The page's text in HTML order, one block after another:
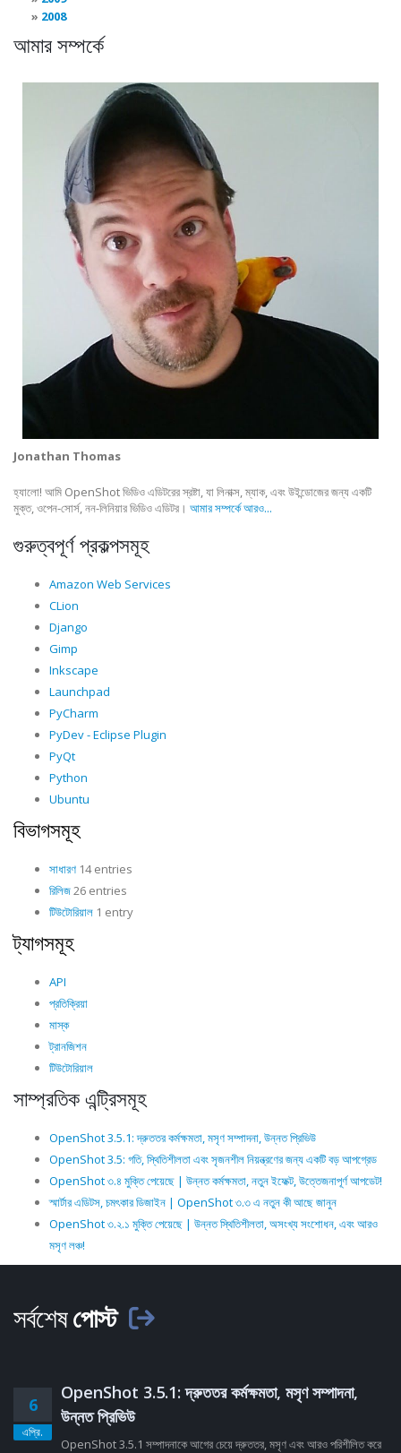
2008
আমার সম্পর্কে
Jonathan Thomas
হ্যালো! আমি OpenShot ভিডিও এডিটরের স্রষ্টা, যা লিনাক্স, ম্যাক, এবং উইন্ডোজের জন্য একটি
মুক্ত, ওপেন-সোর্স, নন-লিনিয়ার ভিডিও এডিটর। আমার সম্পর্কে আরও...
গুরুত্বপূর্ণ প্রকল্পসমূহ
Amazon Web Services
CLion
Django
Gimp
Inkscape
Launchpad
PyCharm
PyDev - Eclipse Plugin
PyQt
Python
Ubuntu
বিভাগসমূহ
সাধারণ 14 entries
রিলিজ26 entries
টিউটোরিয়াল 1 entry
ট্যাগসমূহ
API
প্রতিক্রিয়া
মাস্ক
ট্রানজিশন
টিউটোরিয়াল
সাম্প্রতিক এন্ট্রিসমূহ
OpenShot 3.5.1: দ্রুততর কর্মক্ষমতা, মসৃণ সম্পাদনা, উন্নত প্রিভিউ
OpenShot 3.5: গতি, স্থিতিশীলতা এবং সৃজনশীল নিয়ন্ত্রণের জন্য একটি বড় আপগ্রেড
OpenShot ৩.৪ মুক্তি পেয়েছে | উন্নত কর্মক্ষমতা, নতুন ইফেক্ট, উত্তেজনাপূর্ণ আপডেট!
স্মার্টার এডিটস, চমৎকার ডিজাইন | OpenShot ৩.৩ এ নতুন কী আছে জানুন
OpenShot ৩.২.১ মুক্তি পেয়েছে | উন্নত স্থিতিশীলতা, অসংখ্য সংশোধন, এবং আরও
মসৃণ লঞ্চ!
সর্বশেষপোস্ট
6
এপ্রি.
OpenShot 3.5.1: দ্রুততর কর্মক্ষমতা, মসৃণ সম্পাদনা,
উন্নত প্রিভিউ
OpenShot 3.5.1 সম্পাদনাকে আগের চেয়ে দ্রুততর, মসৃণ এবং আরও পরিশীলিত করে